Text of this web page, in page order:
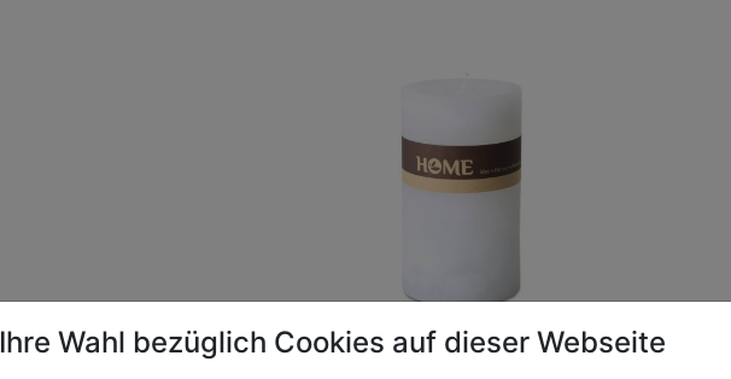
Ihre Wahl bezüglich Cookies auf dieser Webseite